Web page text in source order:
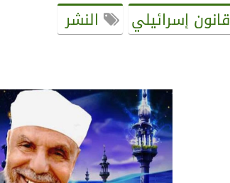
قانون إسرائيلي النشر